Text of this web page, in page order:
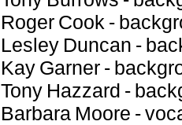
Roger Cook -
Lesley Duncan -
Kay Garner -
Tony Hazzard -
Barbara Moore -